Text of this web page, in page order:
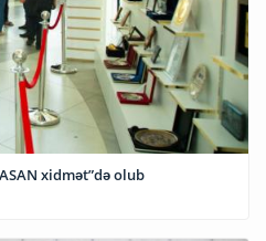
xidmət”də olub